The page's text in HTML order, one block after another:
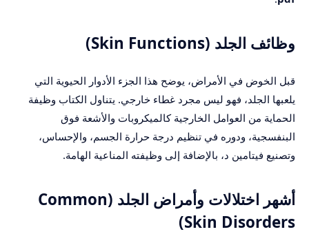
وظائف الجلد (Skin Functions)
قبل الخوض في الأمراض، يوضح هذا الجزء الأدوار الحيوية التي
يلعبها الجلد، فهو ليس مجرد غطاء خارجي. يتناول الكتاب وظيفة
الحماية من العوامل الخارجية كالميكروبات والأشعة فوق
البنفسجية، ودوره في تنظيم درجة حرارة الجسم، والإحساس،
وتصنيع فيتامين د، بالإضافة إلى وظيفته المناعية الهامة.
أشهر اختلالات وأمراض الجلد (Common
Skin Disorders)